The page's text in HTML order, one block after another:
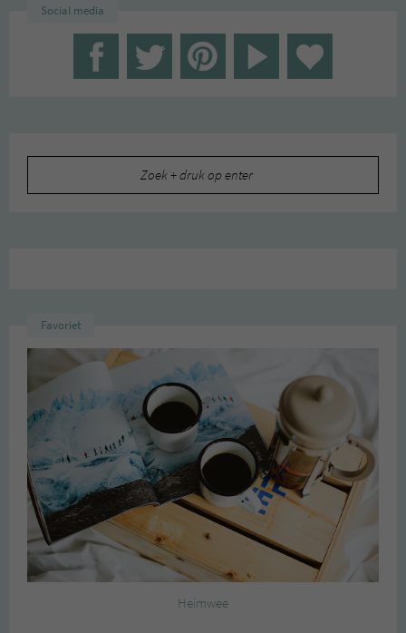
Social media
Favoriet
Heimwee